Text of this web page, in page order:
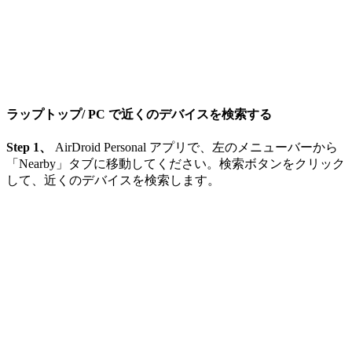
ラップトップ/ PC で近くのデバイスを検索する
Step 1、 AirDroid Personal アプリで、左のメニューバーから
「Nearby」タブに移動してください。検索ボタンをクリック
して、近くのデバイスを検索します。